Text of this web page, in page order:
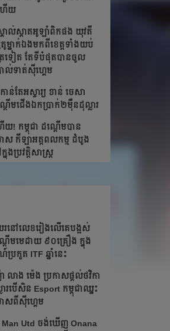
ើយ
ាល់ស្តាតអូឡាំពិកផង យុវតី
តូម្នាក់ឯងមកពីខេត្ត​ទាំង​យប់
ទៀត តែ​ទី​បំផុត​បាន​ចូល​
ល់ទាត់ស៊ីហ្គេម
ាន់​តែ​អស្ចារ្យ ខាន់ ចេសា
ើម​ជើង​ឯកប្រាក់២ម៉ឺនដុល្លារ​
ើយ! កម្ពុជា ដណ្តើមបាន
ស កីឡាអត្តពលកម្ម ដំបូង
ងប្រវត្តិសាស្រ្ត
រនៅលេខរៀងលើគេបង្អស់​
មមេដាយ​ ៩០គ្រឿង ក្នុង
ប្រកួត ITF​ ឆ្នាំនេះ
លាង ម៉េង ​ប្រកាស​ផ្ដល់​ថវិកា​
រ​បើ​សិន​​ Esport កម្ពុជា​​ឈ្នះ​​
ស​ពី​ស៊ីហ្គេម​
Man Utd ចង់​ឃើញ Onana